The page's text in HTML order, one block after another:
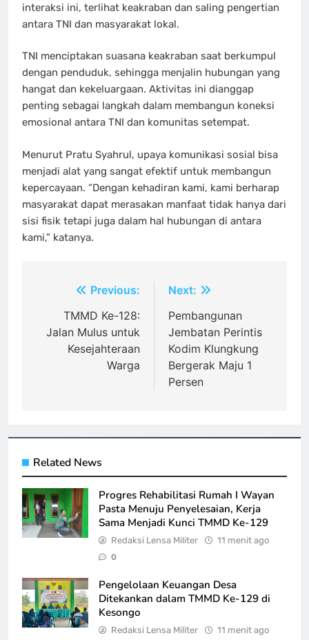
interaksi ini, terlihat keakraban dan saling pengertian
antara TNI dan masyarakat lokal.
TNI menciptakan suasana keakraban saat berkumpul
dengan penduduk, sehingga menjalin hubungan yang
hangat dan kekeluargaan. Aktivitas ini dianggap
penting sebagai langkah dalam membangun koneksi
emosional antara TNI dan komunitas setempat.
Menurut Pratu Syahrul, upaya komunikasi sosial bisa
menjadi alat yang sangat efektif untuk membangun
kepercayaan. “Dengan kehadiran kami, kami berharap
masyarakat dapat merasakan manfaat tidak hanya dari
sisi fisik tetapi juga dalam hal hubungan di antara
kami,” katanya.
Navigasi
pos
Previous:
TMMD Ke-128:
Jalan Mulus untuk
Kesejahteraan
Warga
Next:
Pembangunan
Jembatan Perintis
Kodim Klungkung
Bergerak Maju 1
Persen
Related News
Progres Rehabilitasi Rumah I Wayan
Pasta Menuju Penyelesaian, Kerja
Sama Menjadi Kunci TMMD Ke-129
Redaksi Lensa Militer 11 menit ago
0
Pengelolaan Keuangan Desa
Ditekankan dalam TMMD Ke-129 di
Kesongo
Redaksi Lensa Militer 11 menit ago